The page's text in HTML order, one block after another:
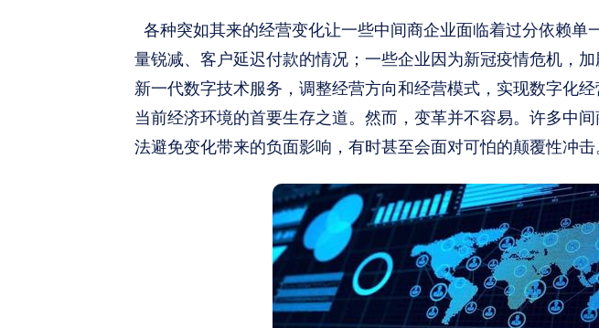
各种突如其来的经营变化让一些中间商企业面临着过分依赖单
量锐减、客户延迟付款的情况；一些企业因为新冠疫情危机，
新一代数字技术服务，调整经营方向和经营模式，实现数字化
当前经济环境的首要生存之道。然而，变革并不容易。许多中
法避免变化带来的负面影响，有时甚至会面对可怕的颠覆性冲击